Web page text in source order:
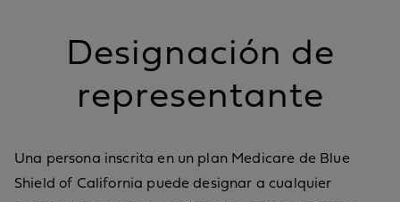
Designación de
representante
Una persona inscrita en un plan Medicare de Blue
Shield of California puede designar a cualquier